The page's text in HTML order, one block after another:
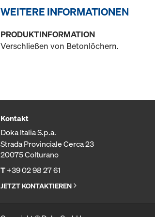
WEITERE INFORMATIONEN
PRODUKTINFORMATION
Verschließen von Betonlöchern.
Kontakt
Doka Italia S.p.a.
Strada Provinciale Cerca 23
20075 Colturano
T+39 02 98 27 61
JETZT KONTAKTIEREN